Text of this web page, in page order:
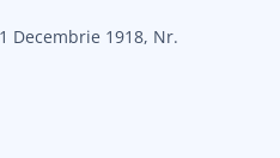
Decembrie 1918, Nr.